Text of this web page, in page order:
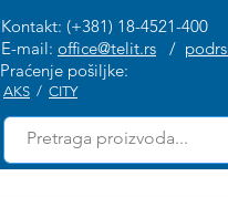
Kontakt: (+381) 18-4521-400
E-mail: office@telit.rs /
Praćenje pošiljke:
AKS / CITY